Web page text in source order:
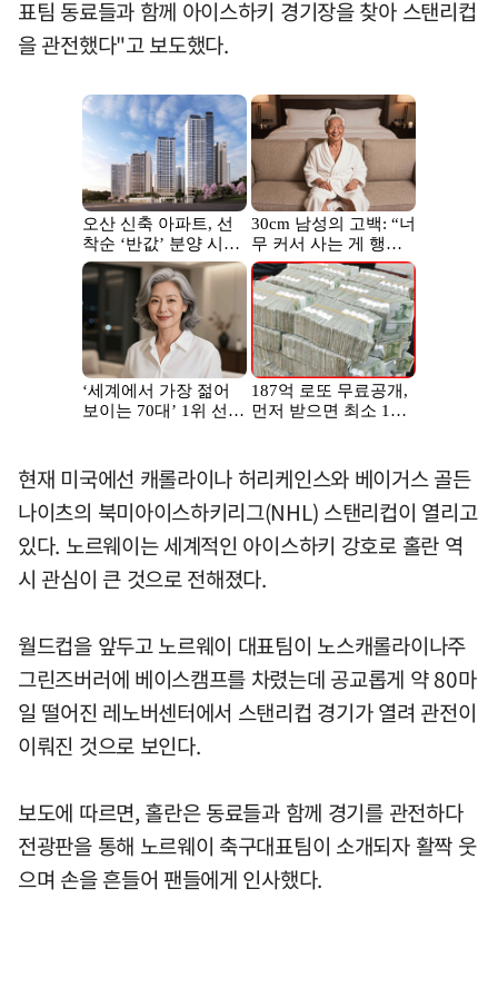
표팀 동료들과 함께 아이스하키 경기장을 찾아 스탠리컵
을 관전했다"고 보도했다.
현재 미국에선 캐롤라이나 허리케인스와 베이거스 골든
나이츠의 북미아이스하키리그(NHL) 스탠리컵이 열리고
있다. 노르웨이는 세계적인 아이스하키 강호로 홀란 역
시 관심이 큰 것으로 전해졌다.
월드컵을 앞두고 노르웨이 대표팀이 노스캐롤라이나주
그린즈버러에 베이스캠프를 차렸는데 공교롭게 약 80마
일 떨어진 레노버센터에서 스탠리컵 경기가 열려 관전이
이뤄진 것으로 보인다.
보도에 따르면, 홀란은 동료들과 함께 경기를 관전하다
전광판을 통해 노르웨이 축구대표팀이 소개되자 활짝 웃
으며 손을 흔들어 팬들에게 인사했다.